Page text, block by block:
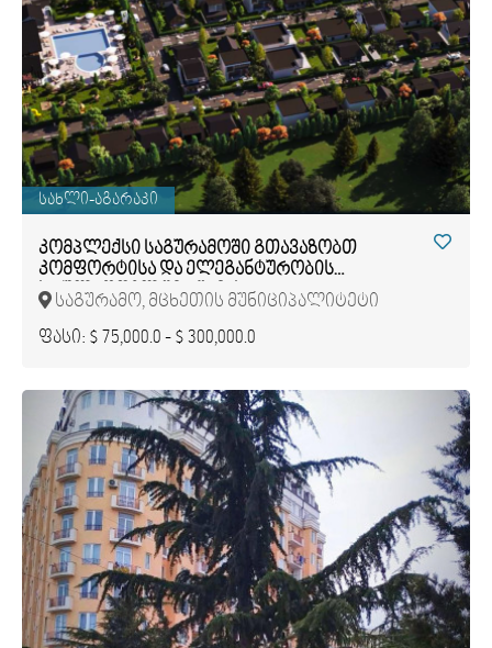
სახლი-აგარაკი
კომპლექსი საგურამოში გთავაზობთ
კომფორტისა და ელეგანტურობის
სრულყოფილ შერწყმას.
საგურამო, მცხეთის მუნიციპალიტეტი
ფასი: $ 75,000.0 - $ 300,000.0